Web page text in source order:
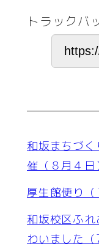
トラックバ
和坂まちづ
催（８月４日
厚生館便り（
和坂校区ふ
わいました（